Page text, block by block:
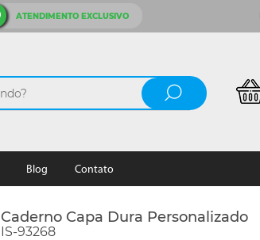
ATENDIMENTO EXCLUSIVO
Blog Contato
Caderno Capa Dura Personalizado
IS-93268